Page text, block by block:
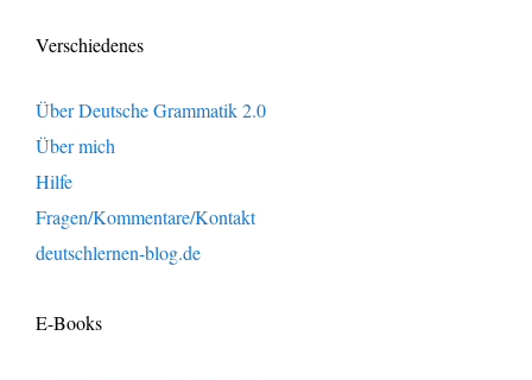
Verschiedenes
Über Deutsche Grammatik 2.0
Über mich
Hilfe
Fragen/Kommentare/Kontakt
deutschlernen-blog.de
E-Books